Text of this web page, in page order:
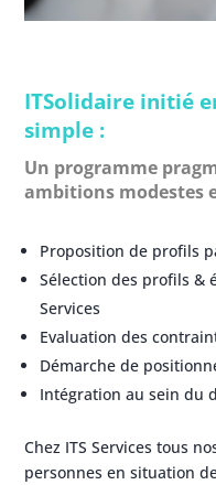
ITSolidaire initié
simple :
Un programme
ambitions modestes
Proposition de profils
Sélection des profils &
Services
Evaluation des
Démarche de
Intégration au sein du
Chez ITS Services tous
personnes en situation